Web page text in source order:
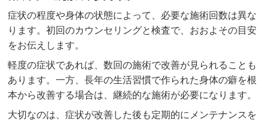
症状の程度や身体の状態によって、必要な施術回数は異な
ります。初回のカウンセリングと検査で、おおよその目安
をお伝えします。
軽度の症状であれば、数回の施術で改善が見られることも
あります。一方、長年の生活習慣で作られた身体の癖を根
本から改善する場合は、継続的な施術が必要になります。
大切なのは、症状が改善した後も定期的にメンテナンスを